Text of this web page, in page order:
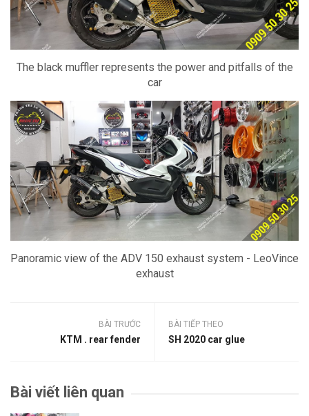
The black muffler represents the power and pitfalls of the
car
Panoramic view of the ADV 150 exhaust system - LeoVince
exhaust
BÀI TRƯỚC
KTM . rear fender
BÀI TIẾP THEO
SH 2020 car glue
Bài viết liên quan